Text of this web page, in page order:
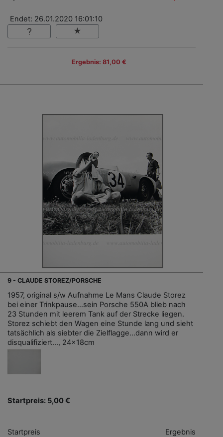
Endet: 26.01.2020 16:01:10
Ergebnis: 81,00 €
9 - CLAUDE STOREZ/PORSCHE
1957, original s/w Aufnahme Le Mans Claude Storez
bei einer Trinkpause...sein Porsche 550A blieb nach
23 Stunden mit leerem Tank auf der Strecke liegen.
Storez schiebt den Wagen eine Stunde lang und sieht
tatsächlich als siebter die Zielflagge...dann wird er
disqualifiziert..., 24x18cm
Startpreis: 5,00 €
Startpreis Ergebnis